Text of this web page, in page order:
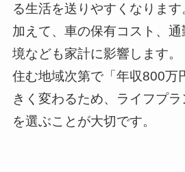
る生活を送りやすくなります
加えて、車の保有コスト、
境なども家計に影響します。
住む地域次第で「年収800万
きく変わるため、ライフプ
を選ぶことが大切です。